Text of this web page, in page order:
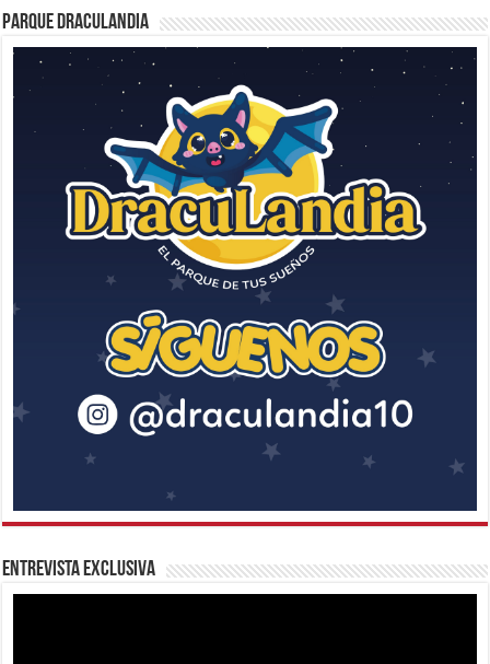
Parque Draculandia
Entrevista Exclusiva